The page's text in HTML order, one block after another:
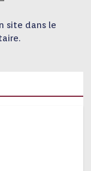
site dans le